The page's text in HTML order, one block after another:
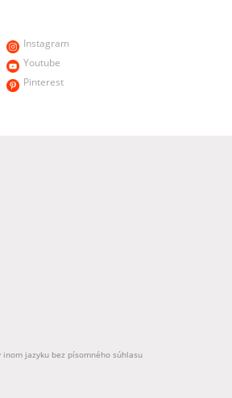
Instagram
Youtube
Pinterest
jazyku bez písomného súhlasu